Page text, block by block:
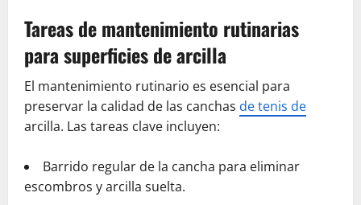
Tareas de mantenimiento rutinarias
para superficies de arcilla
El mantenimiento rutinario es esencial para
preservar la calidad de las canchas de tenis de
arcilla. Las tareas clave incluyen:
Barrido regular de la cancha para eliminar
escombros y arcilla suelta.